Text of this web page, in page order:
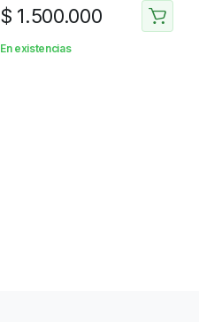
$ 1.500.000
En existencias